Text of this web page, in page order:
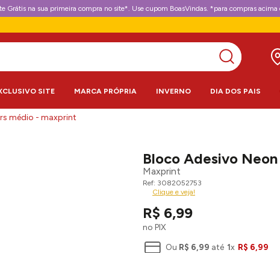
Grátis na sua primeira compra no site*. Use cupom BoasVindas. *para compras acima
SITE MARCA PRÓPRIA INVERNO DIA DOS PAIS
médio - maxprint
Bloco Adesivo
Maxprint
3082052753
Clique e veja!
R$ 6,99
no PIX
Ou R$ 6,99 até 1x R$ 6,99